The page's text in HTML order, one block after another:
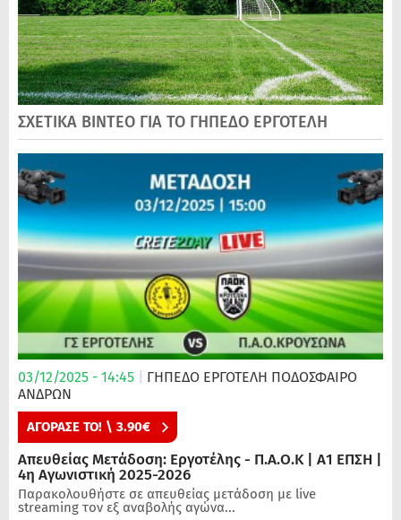
ΣΧΕΤΙΚΑ ΒΙΝΤΕΟ ΓΙΑ ΤΟ ΓΗΠΕΔΟ ΕΡΓΟΤΕΛΗ
03/12/2025 - 14:45 ΓΗΠΕΔΟ ΕΡΓΟΤΕΛΗ ΠΟΔΌΣΦΑΙΡΟ
ΑΝΔΡΏΝ
ΑΓΟΡΑΣΕ ΤΟ! \ 3.90€
Απευθείας Μετάδοση: Εργοτέλης - Π.Α.Ο.Κ | Α1 ΕΠΣΗ |
4η Αγωνιστική 2025-2026
Παρακολουθήστε σε απευθείας μετάδοση με live
streaming τον εξ αναβολής αγώνα...